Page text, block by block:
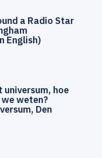
a Radio Star
English)
universum, hoe
weten?
Den